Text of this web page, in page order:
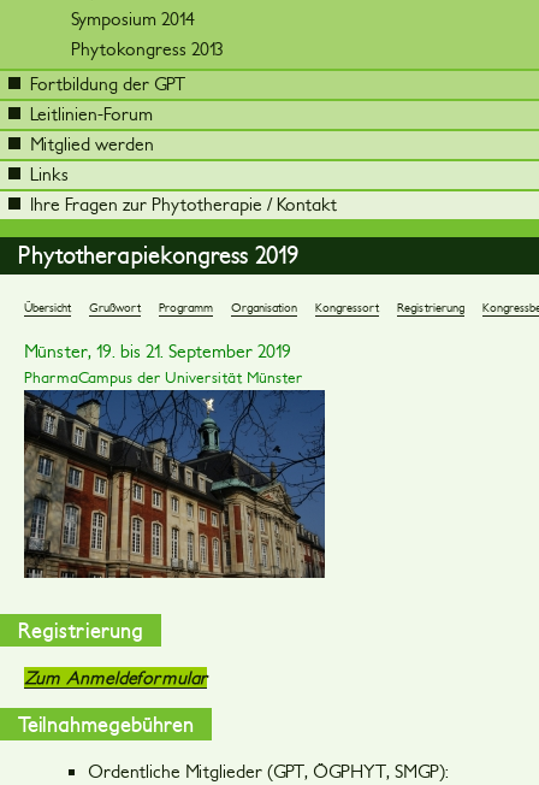
Symposium 2014
Phytokongress 2013
Fortbildung der GPT
Leitlinien-Forum
Mitglied werden
Links
Ihre Fragen zur Phytotherapie / Kontakt
Phytotherapiekongress 2019
Übersicht Grußwort Programm Organisation Kongressort Registrierung
Münster, 19. bis 21. September 2019
PharmaCampus der Universität Münster
Registrierung
Zum Anmeldeformular
Teilnahmegebühren
Ordentliche Mitglieder (GPT, ÖGPHYT, SMGP):